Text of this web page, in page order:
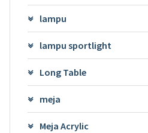
lampu
lampu sportlight
Long Table
meja
Meja Acrylic